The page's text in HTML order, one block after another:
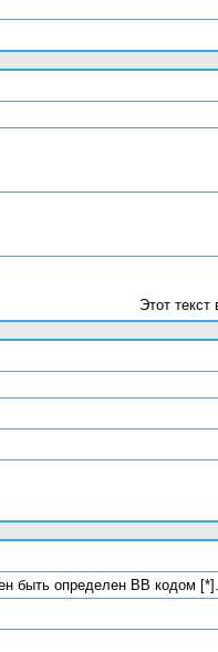
Этот
быть определен BB кодом [*].